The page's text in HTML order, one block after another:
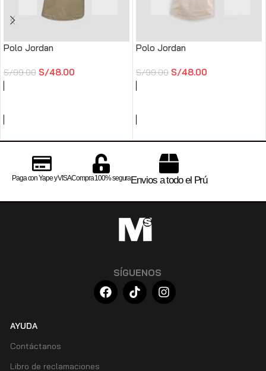
Polo Jordan
S/99.00 S/48.00
Polo Jordan
S/99.00 S/48.00
Paga con Yape y VISACompra 100% seguraEnvios a todo el Prú
SÍGUENOS
AYUDA
Contáctanos
Libro de reclamaciones